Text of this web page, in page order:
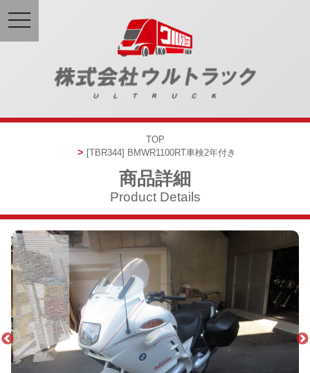
TOP
[TBR344] BMWR1100RT車検2年付き
商品詳細
Product Details
toggle
navigation